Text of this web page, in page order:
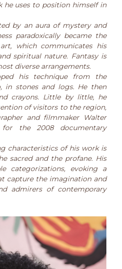
he uses to position himself in
by an aura of mystery and
paradoxically became the
which communicates his
spiritual nature. Fantasy is
diverse arrangements.
his technique from the
in stones and logs. He then
crayons. Little by little, he
of visitors to the region,
and filmmaker Walter
for the 2008 documentary
characteristics of his work is
sacred and the profane. His
categorizations, evoking a
capture the imagination and
admirers of contemporary